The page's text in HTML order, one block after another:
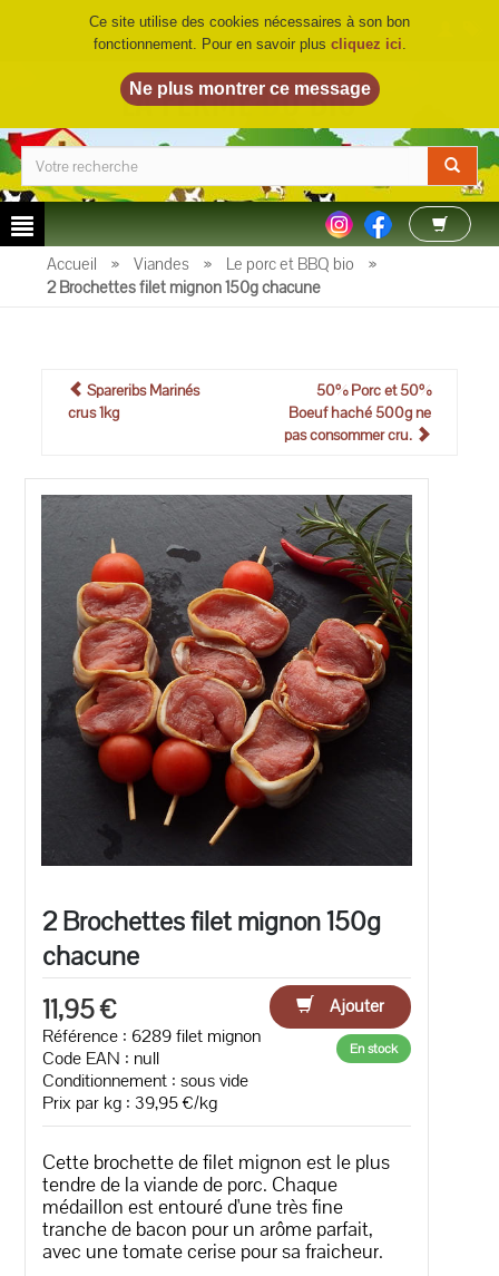
LA FERME DU BIO©
Accueil » Viandes » Le porc et BBQ bio
»
2 Brochettes filet mignon 150g chacune
Spareribs Marinés
crus 1kg
50% Porc et 50%
Boeuf haché 500g ne
pas consommer cru.
2 Brochettes filet mignon 150g
chacune
11,95 €
Ajouter
Référence : 6289 filet mignon
Code EAN : null
Conditionnement : sous vide
Prix par kg : 39,95 €/kg
En stock
Cette brochette de filet mignon est le plus
tendre de la viande de porc. Chaque
médaillon est entouré d'une très fine
tranche de bacon pour un arôme parfait,
avec une tomate cerise pour sa fraicheur.
Ce site utilise des cookies nécessaires à son bon
fonctionnement. Pour en savoir plus cliquez ici.